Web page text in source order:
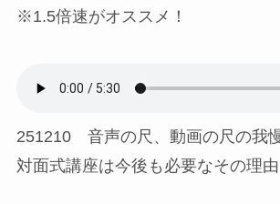
※1.5倍速がオススメ！
251210 音声の尺、動画の尺の我
対面式講座は今後も必要なその理由